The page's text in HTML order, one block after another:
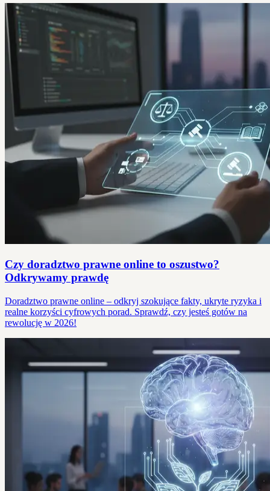
Czy doradztwo prawne online to oszustwo?
Odkrywamy prawdę
Doradztwo prawne online – odkryj szokujące fakty, ukryte ryzyka i
realne korzyści cyfrowych porad. Sprawdź, czy jesteś gotów na
rewolucję w 2026!